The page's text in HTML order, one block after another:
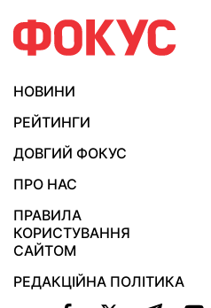
НОВИНИ
РЕЙТИНГИ
ДОВГИЙ ФОКУС
ПРО НАС
ПРАВИЛА
КОРИСТУВАННЯ
САЙТОМ
РЕДАКЦІЙНА ПОЛІТИКА